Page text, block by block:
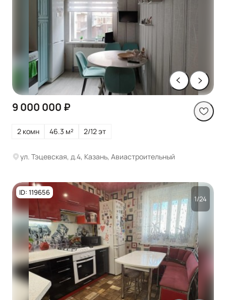
9 000 000 ₽
2 комн 46.3 м² 2/12 эт
ул. Тэцевская, д.4, Казань, Авиастроительный
ID: 119656
1/24